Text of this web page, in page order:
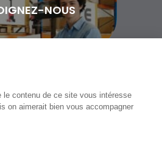
NOUS
97 400 200
le contenu de ce site vous intéresse
on aimerait bien vous accompagner